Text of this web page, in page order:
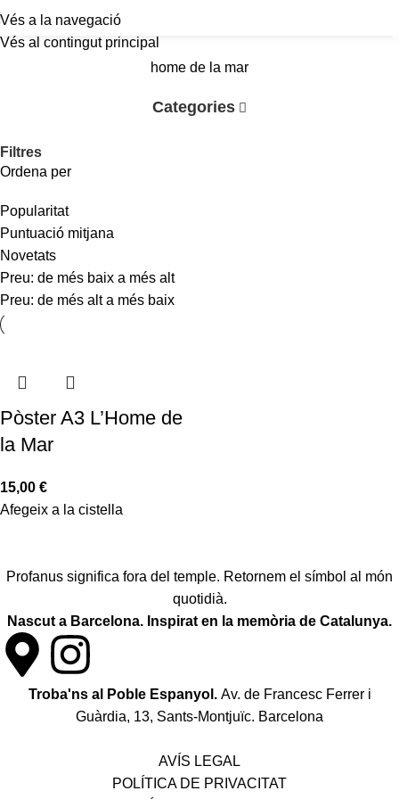
Vés a la navegació
Vés al contingut principal
home de la mar
Categories
Filtres
Ordena per
Popularitat
Puntuació mitjana
Novetats
Preu: de més baix a més alt
Preu: de més alt a més baix
Pòster A3 L’Home de
la Mar
15,00 €
Afegeix a la cistella
Profanus significa fora del temple. Retornem el símbol al món
quotidià.
Nascut a Barcelona. Inspirat en la memòria de Catalunya.
Troba'ns al Poble Espanyol. Av. de Francesc Ferrer i
Guàrdia, 13, Sants-Montjuïc. Barcelona
AVÍS LEGAL
POLÍTICA DE PRIVACITAT